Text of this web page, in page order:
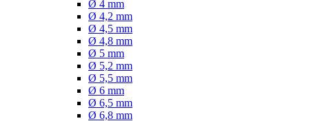
Ø 4 mm
Ø 4,2 mm
Ø 4,5 mm
Ø 4,8 mm
Ø 5 mm
Ø 5,2 mm
Ø 5,5 mm
Ø 6 mm
Ø 6,5 mm
Ø 6,8 mm